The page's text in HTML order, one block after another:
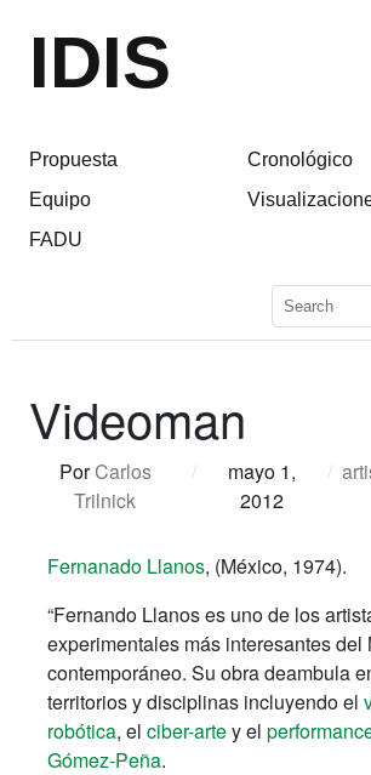
IDIS
Propuesta
Equipo
FADU
Cronológico
Videoman
PorCarlos
Trilnick
/
mayo 1,
2012
/
Fernanado Llanos, (México, 1974).
“Fernando Llanos es uno de los
experimentales más interesantes del
contemporáneo. Su obra deambula
territorios y disciplinas incluyendo el
robótica, el ciber-artey el
Gómez-Peña.